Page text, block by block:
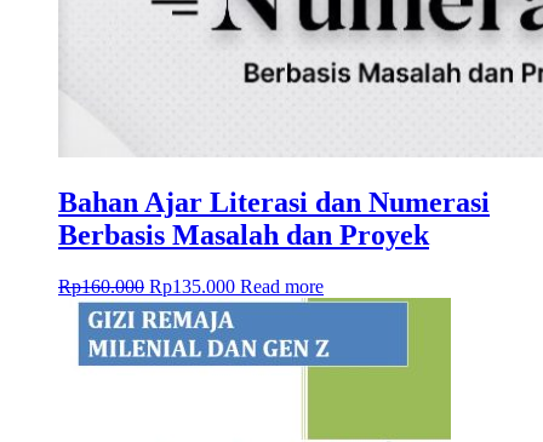
Bahan Ajar Literasi dan Numerasi
Berbasis Masalah dan Proyek
Rp160.000 Rp135.000 Read more